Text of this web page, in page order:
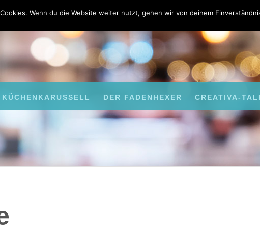
KÜCHENKARUSSELL DER FADENHEXER CREATIVA-
Wenn du die Website weiter nutzt, gehen wir von deinem